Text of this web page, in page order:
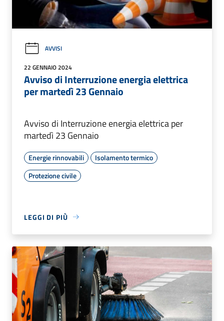
AVVISI
22 GENNAIO 2024
Avviso di Interruzione energia elettrica
per martedì 23 Gennaio
Avviso di Interruzione energia elettrica per
martedì 23 Gennaio
Energie rinnovabili
Isolamento termico
Protezione civile
LEGGI DI PIÙ